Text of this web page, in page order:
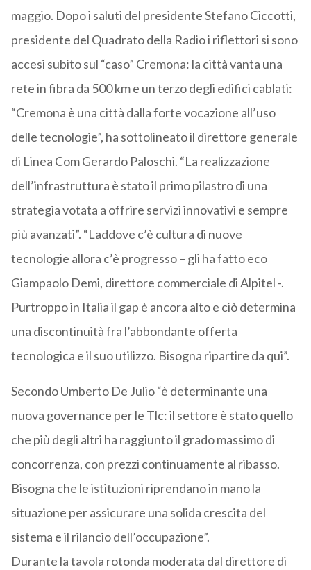
maggio. Dopo i saluti del presidente Stefano Ciccotti,
presidente del Quadrato della Radio i riflettori si sono
accesi subito sul “caso” Cremona: la città vanta una
rete in fibra da 500 km e un terzo degli edifici cablati:
“Cremona è una città dalla forte vocazione all’uso
delle tecnologie”, ha sottolineato il direttore generale
di Linea Com Gerardo Paloschi. “La realizzazione
dell’infrastruttura è stato il primo pilastro di una
strategia votata a offrire servizi innovativi e sempre
più avanzati”. “Laddove c’è cultura di nuove
tecnologie allora c’è progresso – gli ha fatto eco
Giampaolo Demi, direttore commerciale di Alpitel -.
Purtroppo in Italia il gap è ancora alto e ciò determina
una discontinuità fra l’abbondante offerta
tecnologica e il suo utilizzo. Bisogna ripartire da qui”.
Secondo Umberto De Julio “è determinante una
nuova governance per le Tlc: il settore è stato quello
che più degli altri ha raggiunto il grado massimo di
concorrenza, con prezzi continuamente al ribasso.
Bisogna che le istituzioni riprendano in mano la
situazione per assicurare una solida crescita del
sistema e il rilancio dell’occupazione”.
Durante la tavola rotonda moderata dal direttore di